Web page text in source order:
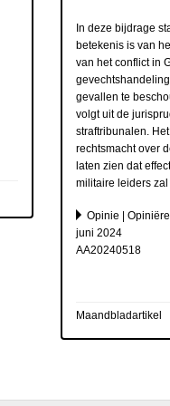
In deze bijdrage
betekenis is van
van het conflict in
gevallen te
volgt uit de
straftribunalen.
rechtsmacht over
laten zien dat
militaire leiders zal
Opinie |
juni 2024
AA20240518
Maandbladartikel